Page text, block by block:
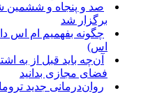
صد و پنجاه‌ و ششمین
برگزار شد
چگونه بفهمیم ام اس
اس)
آن‌چه باید قبل از به
فضای مجازی بدانید
روان‌درمانی جدید